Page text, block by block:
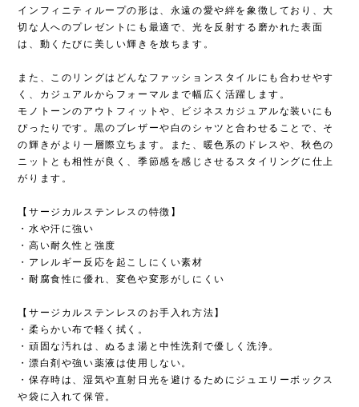
インフィニティループの形は、永遠の愛や絆を象徴しており、大
切な人へのプレゼントにも最適で、光を反射する磨かれた表面
は、動くたびに美しい輝きを放ちます。
また、このリングはどんなファッションスタイルにも合わせやす
く、カジュアルからフォーマルまで幅広く活躍します。
モノトーンのアウトフィットや、ビジネスカジュアルな装いにも
ぴったりです。黒のブレザーや白のシャツと合わせることで、そ
の輝きがより一層際立ちます。また、暖色系のドレスや、秋色の
ニットとも相性が良く、季節感を感じさせるスタイリングに仕上
がります。
【サージカルステンレスの特徴】
・水や汗に強い
・高い耐久性と強度
・アレルギー反応を起こしにくい素材
・耐腐食性に優れ、変色や変形がしにくい
【サージカルステンレスのお手入れ方法】
・柔らかい布で軽く拭く。
・頑固な汚れは、ぬるま湯と中性洗剤で優しく洗浄。
・漂白剤や強い薬液は使用しない。
・保存時は、湿気や直射日光を避けるためにジュエリーボックス
や袋に入れて保管。